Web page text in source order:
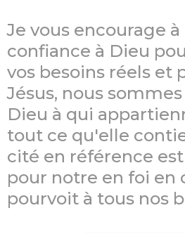
Je vous encourage
confiance à Dieu
vos besoins réels et
Jésus, nous
Dieu à qui
tout ce qu'elle
cité en référence
pour notre en foi en
pourvoit à tous nos